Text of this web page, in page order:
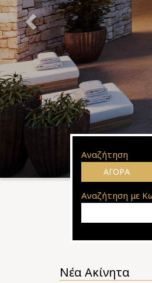
Αναζήτηση
ΑΓΟΡΆ
Αναζήτηση με
Νέα Ακίνητα